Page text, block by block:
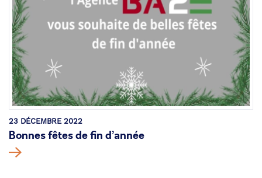
23 DÉCEMBRE 2022
Bonnes fêtes de fin d’année